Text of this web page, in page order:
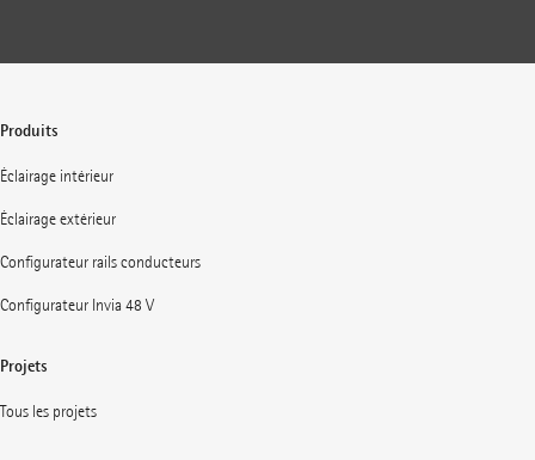
Produits
Éclairage intérieur
Éclairage extérieur
Configurateur rails conducteurs
Configurateur Invia 48 V
Projets
Tous les projets